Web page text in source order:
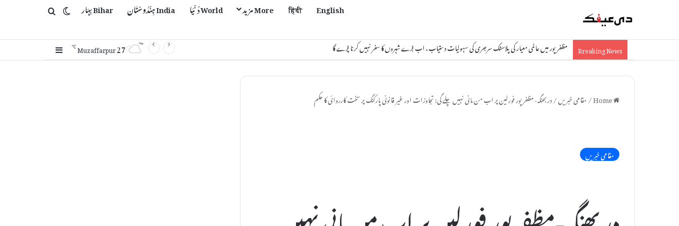
English
हिंदी More مزید World دُنْیَا India ہِنْدُوسْتَان Bihar بِہَار Switch skin
Breaking News مظفرپور: آئی سی آئی سی آئی بینک کو 1.74 کروڑ کا چونا، جعلی دستاویزات سے فراڈ Muzaffarpur27
℃
/مقامی خبریں/دربھنگہ-مظفرپور فورلین پر اب من مانی نہیں چلے گی: تجاوزات اور غیر قانونی پارکنگ پر سخت کارروائی کا حکم
مقامی خبریں